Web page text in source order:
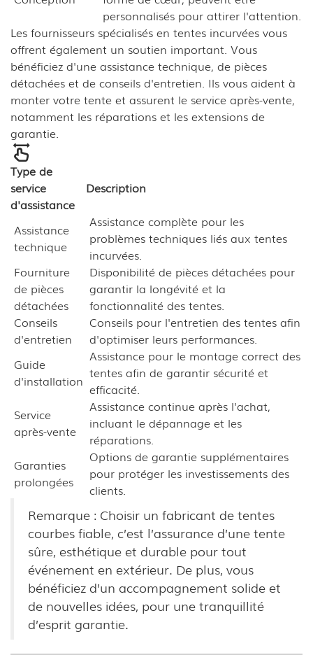
personnalisés pour attirer l'attention.
Les fournisseurs spécialisés en tentes incurvées vous
offrent également un soutien important. Vous
bénéficiez d'une assistance technique, de pièces
détachées et de conseils d'entretien. Ils vous aident à
monter votre tente et assurent le service après-vente,
notamment les réparations et les extensions de
garantie.
Type de
service
d'assistance
Description
Assistance
technique
Assistance complète pour les
problèmes techniques liés aux tentes
incurvées.
Fourniture
de pièces
détachées
Disponibilité de pièces détachées pour
garantir la longévité et la
fonctionnalité des tentes.
Conseils
d'entretien
Conseils pour l'entretien des tentes afin
d'optimiser leurs performances.
Guide
d'installation
Assistance pour le montage correct des
tentes afin de garantir sécurité et
efficacité.
Service
après-vente
Assistance continue après l'achat,
incluant le dépannage et les
réparations.
Garanties
prolongées
Options de garantie supplémentaires
pour protéger les investissements des
clients.
Remarque : Choisir un fabricant de tentes
courbes fiable, c’est l’assurance d’une tente
sûre, esthétique et durable pour tout
événement en extérieur. De plus, vous
bénéficiez d’un accompagnement solide et
de nouvelles idées, pour une tranquillité
d’esprit garantie.